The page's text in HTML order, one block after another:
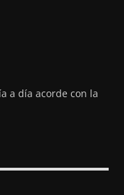
a día acorde con la